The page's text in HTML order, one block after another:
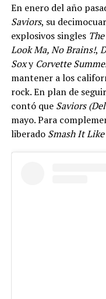
En enero del año
Saviors, su
explosivos singles
Look Ma, No Brains!,
Soxy Corvette
mantener a los
rock. En plan de
contó que Saviors
mayo. Para
liberado Smash It